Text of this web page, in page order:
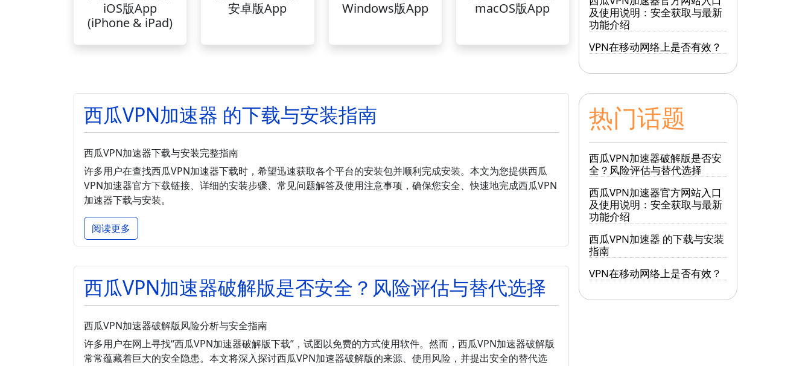
iOS版App
(iPhone & iPad)
安卓版App
Windows版App
macOS版App
西瓜VPN加速器 的下载与安装指南
西瓜VPN加速器下载与安装完整指南
许多用户在查找西瓜VPN加速器下载时，希望迅速获取各个平台的安装包并顺利完成安装。本文为您提供西瓜
VPN加速器官方下载链接、详细的安装步骤、常见问题解答及使用注意事项，确保您安全、快速地完成西瓜VPN
加速器下载与安装。
阅读更多
西瓜VPN加速器破解版是否安全？风险评估与替代选择
西瓜VPN加速器破解版风险分析与安全指南
许多用户在网上寻找“西瓜VPN加速器破解版下载”，试图以免费的方式使用软件。然而，西瓜VPN加速器破解版
常常蕴藏着巨大的安全隐患。本文将深入探讨西瓜VPN加速器破解版的来源、使用风险，并提出安全的替代选
及使用说明：安全获取与最新
功能介绍
VPN在移动网络上是否有效？
热门话题
西瓜VPN加速器破解版是否安
全？风险评估与替代选择
西瓜VPN加速器官方网站入口
及使用说明：安全获取与最新
功能介绍
西瓜VPN加速器 的下载与安装
指南
VPN在移动网络上是否有效？